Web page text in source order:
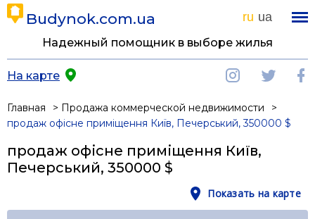
Budynok.com.ua ru ua
Надежный помощник в выборе жилья
На карте
Главная
Продажа коммерческой недвижимости
продаж офісне приміщення Київ, Печерський, 350000 $
продаж офісне приміщення Київ,
Печерський, 350000 $
Показать на карте